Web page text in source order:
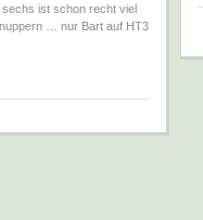
sechs ist schon recht viel
… nur Bart auf HT3